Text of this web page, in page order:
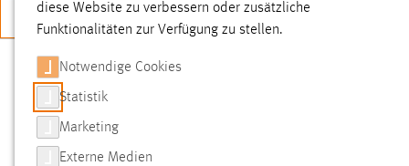
JETZT BEWERBEN
SUCHE
FILTER
diese Website zu verbessern oder zusätzliche
Funktionalitäten zur Verfügung zu stellen.
Notwendige Cookies
Statistik
Marketing
Externe Medien